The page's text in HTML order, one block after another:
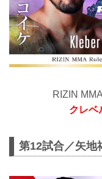
RIZIN
クレベ
第12試合／矢地